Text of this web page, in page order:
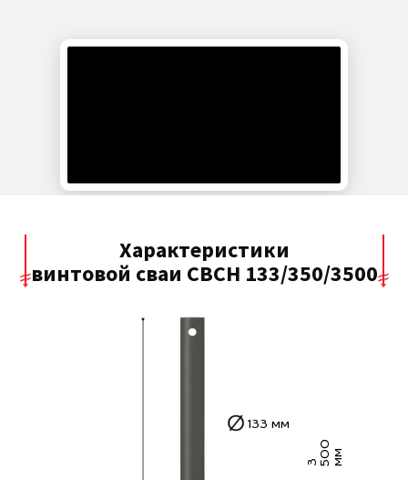
Характеристики
винтовой сваи СВСН 133/350/3500
3 5 0
0
м м
133 мм